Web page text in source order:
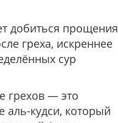
добиться прощения
греха, искреннее
сур
грехов — это
аль-кудси, который